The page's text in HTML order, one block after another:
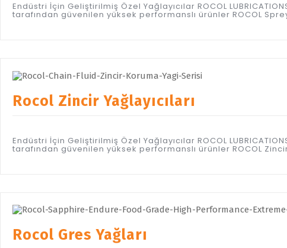
Endüstri İçin Geliştirilmiş Özel Yağlayıcılar ROCOL
tarafından güvenilen yüksek performanslı ürünler ROCOL
Rocol Zincir Yağlayıcıları
Endüstri İçin Geliştirilmiş Özel Yağlayıcılar ROCOL
tarafından güvenilen yüksek performanslı ürünler ROCOL
Rocol Gres Yağları